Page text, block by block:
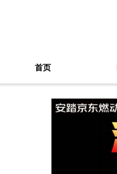
首页